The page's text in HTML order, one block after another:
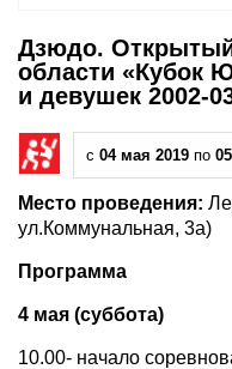
Дзюдо. Открытый
области «Кубок
и девушек 2002-
с 04 мая 2019 по
Место проведения:
ул.Коммунальная, 3а)
Программа
4 мая (суббота)
10.00- начало